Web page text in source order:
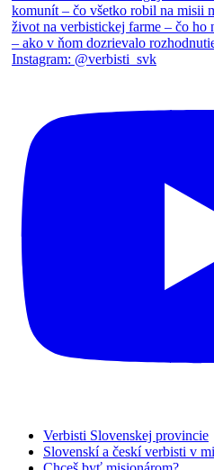
Verbisti Slovenskej provincie
Slovenskí a českí verbisti v